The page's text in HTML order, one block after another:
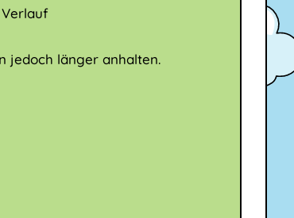
jedoch länger anhalten.